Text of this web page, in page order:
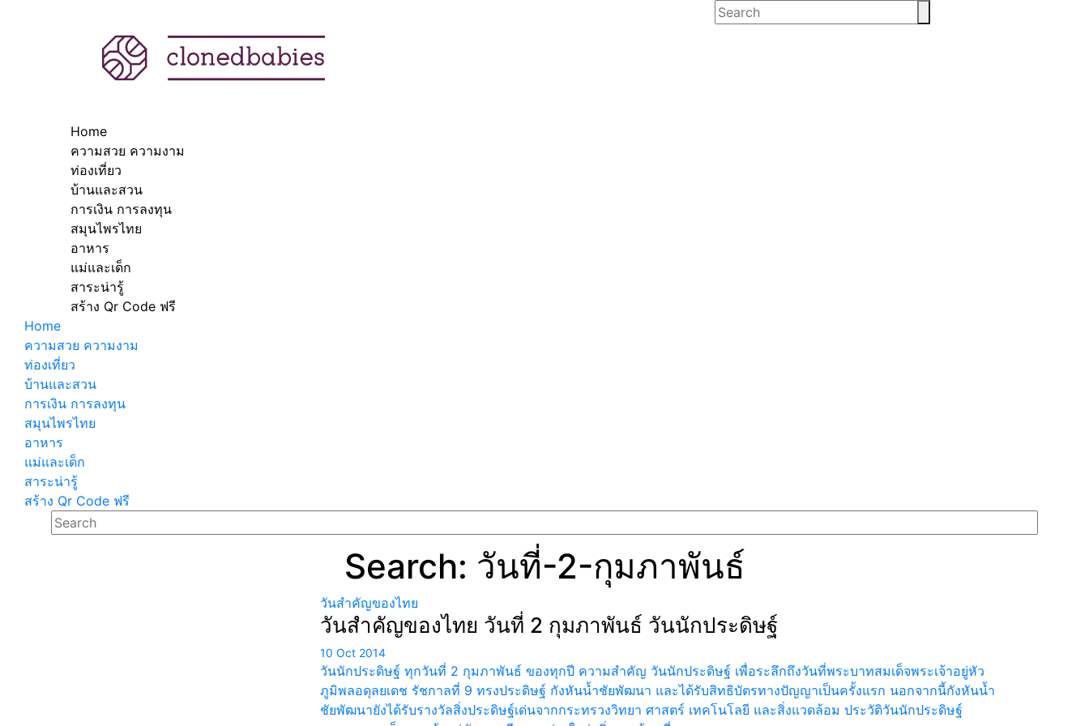
Home
ความสวย ความงาม
ท่องเที่ยว
บ้านและสวน
การเงิน การลงทุน
สมุนไพรไทย
อาหาร
แม่และเด็ก
สาระน่ารู้
สร้าง Qr Code ฟรี
Home
ความสวย ความงาม
ท่องเที่ยว
บ้านและสวน
การเงิน การลงทุน
สมุนไพรไทย
อาหาร
แม่และเด็ก
สาระน่ารู้
สร้าง Qr Code ฟรี
Search: วันที่-2-กุมภาพันธ์
วันสำคัญของไทย
วันสำคัญของไทย วันที่ 2 กุมภาพันธ์ วันนักประดิษฐ์
10 Oct 2014
วันนักประดิษฐ์ ทุกวันที่ 2 กุมภาพันธ์ ของทุกปี ความสำคัญ วันนักประดิษฐ์ เพื่อระลึกถึงวันที่พระบาทสมเด็จพระเจ้าอยู่หัว
ภูมิพลอดุลยเดช รัชกาลที่ 9 ทรงประดิษฐ์ กังหันน้ำชัยพัฒนา และได้รับสิทธิบัตรทางปัญญาเป็นครั้งแรก นอกจากนี้กังหันน้ำ
ชัยพัฒนายังได้รับรางวัลสิ่งประดิษฐ์เด่นจากกระทรวงวิทยา ศาสตร์ เทคโนโลยี และสิ่งแวดล้อม ประวัติวันนักประดิษฐ์